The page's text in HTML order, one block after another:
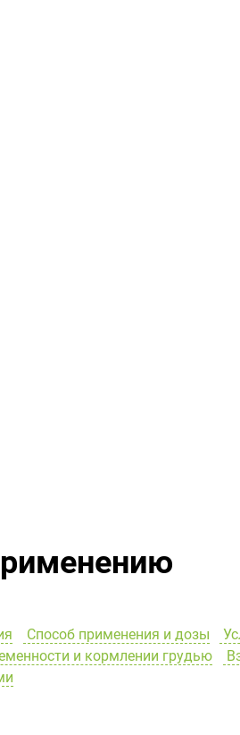
Способ применения и дозы
и кормлении грудью